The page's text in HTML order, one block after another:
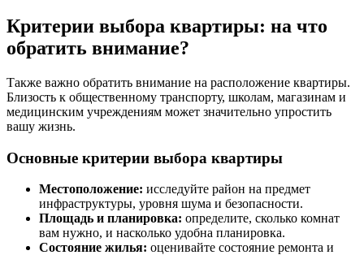
Критерии выбора квартиры: на что
обратить внимание?
Также важно обратить внимание на расположение квартиры.
Близость к общественному транспорту, школам, магазинам и
медицинским учреждениям может значительно упростить
вашу жизнь.
Основные критерии выбора квартиры
Местоположение: исследуйте район на предмет
инфраструктуры, уровня шума и безопасности.
Площадь и планировка: определите, сколько комнат
вам нужно, и насколько удобна планировка.
Состояние жилья: оценивайте состояние ремонта и